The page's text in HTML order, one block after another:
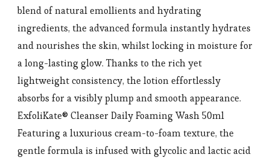
blend of natural emollients and hydrating
ingredients, the advanced formula instantly hydrates
and nourishes the skin, whilst locking in moisture for
a long-lasting glow. Thanks to the rich yet
lightweight consistency, the lotion effortlessly
absorbs for a visibly plump and smooth appearance.
ExfoliKate® Cleanser Daily Foaming Wash 50ml
Featuring a luxurious cream-to-foam texture, the
gentle formula is infused with glycolic and lactic acid